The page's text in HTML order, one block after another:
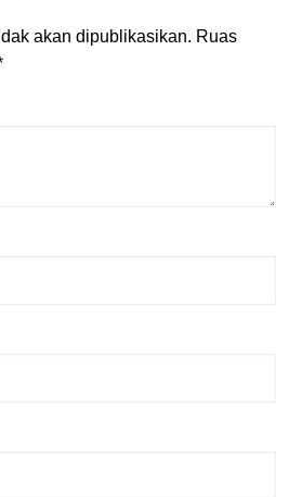
akan dipublikasikan. Ruas